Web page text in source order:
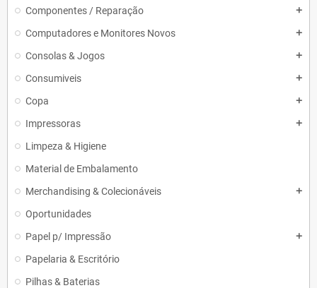
Componentes / Reparação add
Computadores e Monitores Novos add
Consolas & Jogos add
Consumiveis add
Copa add
Impressoras add
Limpeza & Higiene
Material de Embalamento
Merchandising & Colecionáveis
add
Oportunidades
Papel p/ Impressão
add
Papelaria & Escritório
Pilhas & Baterias